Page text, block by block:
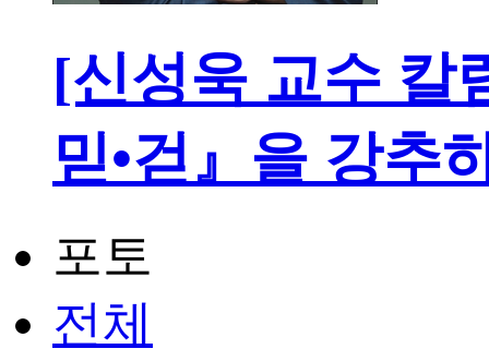
[신성욱 교수 칼
믿•걷』을 강추
포토
전체